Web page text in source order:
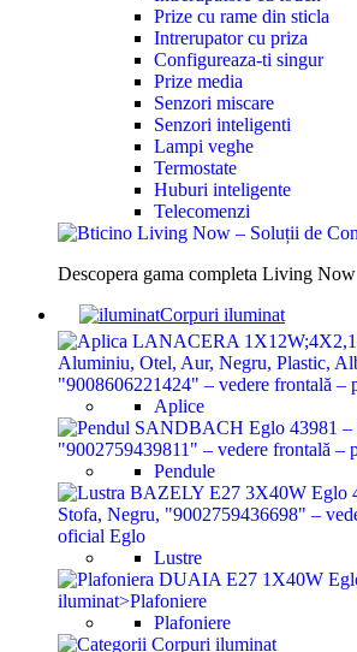
Prize cu rame din sticla
Intrerupator cu priza
Configureaza-ti singur
Prize media
Senzori miscare
Senzori inteligenti
Lampi veghe
Termostate
Huburi inteligente
Telecomenzi
Descopera gama completa Living Now
Corpuri iluminat
Aplice
Pendule
Lustre
Plafoniere